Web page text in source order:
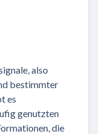
also
bestimmter
es
genutzten
die